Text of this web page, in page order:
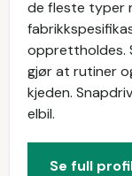
de fleste typer
opprettholdes.
gjør at rutiner
kjeden.
elbil.
Se full